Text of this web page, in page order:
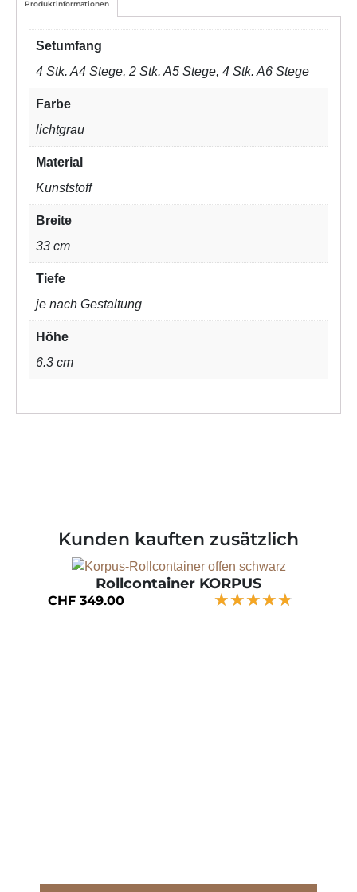
Produktinformationen
Setumfang
4 Stk. A4 Stege, 2 Stk. A5 Stege, 4 Stk. A6 Stege
Farbe
lichtgrau
Material
Kunststoff
Breite
33 cm
Tiefe
je nach Gestaltung
Höhe
6.3 cm
Kunden kauften zusätzlich
Rollcontainer KORPUS
CHF 349.00 ★★★★★
★★★★★